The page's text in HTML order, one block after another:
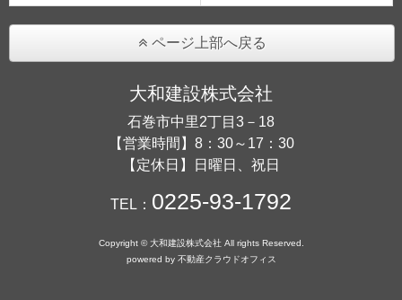
ページ上部へ戻る
大和建設株式会社
石巻市中里2丁目3－18
【営業時間】8：30～17：30
【定休日】日曜日、祝日
TEL： 0225-93-1792
Copyright © 大和建設株式会社 All rights Reserved.
powered by 不動産クラウドオフィス